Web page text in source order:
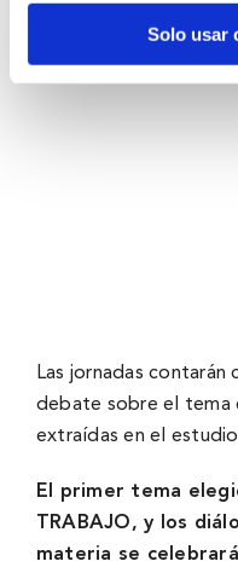
Solo usar
Las jornadas contarán
debate sobre el tema
extraídas en el
El primer tema
TRABAJO, y los
materia se